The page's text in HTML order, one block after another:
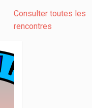
Consulter toutes les
rencontres